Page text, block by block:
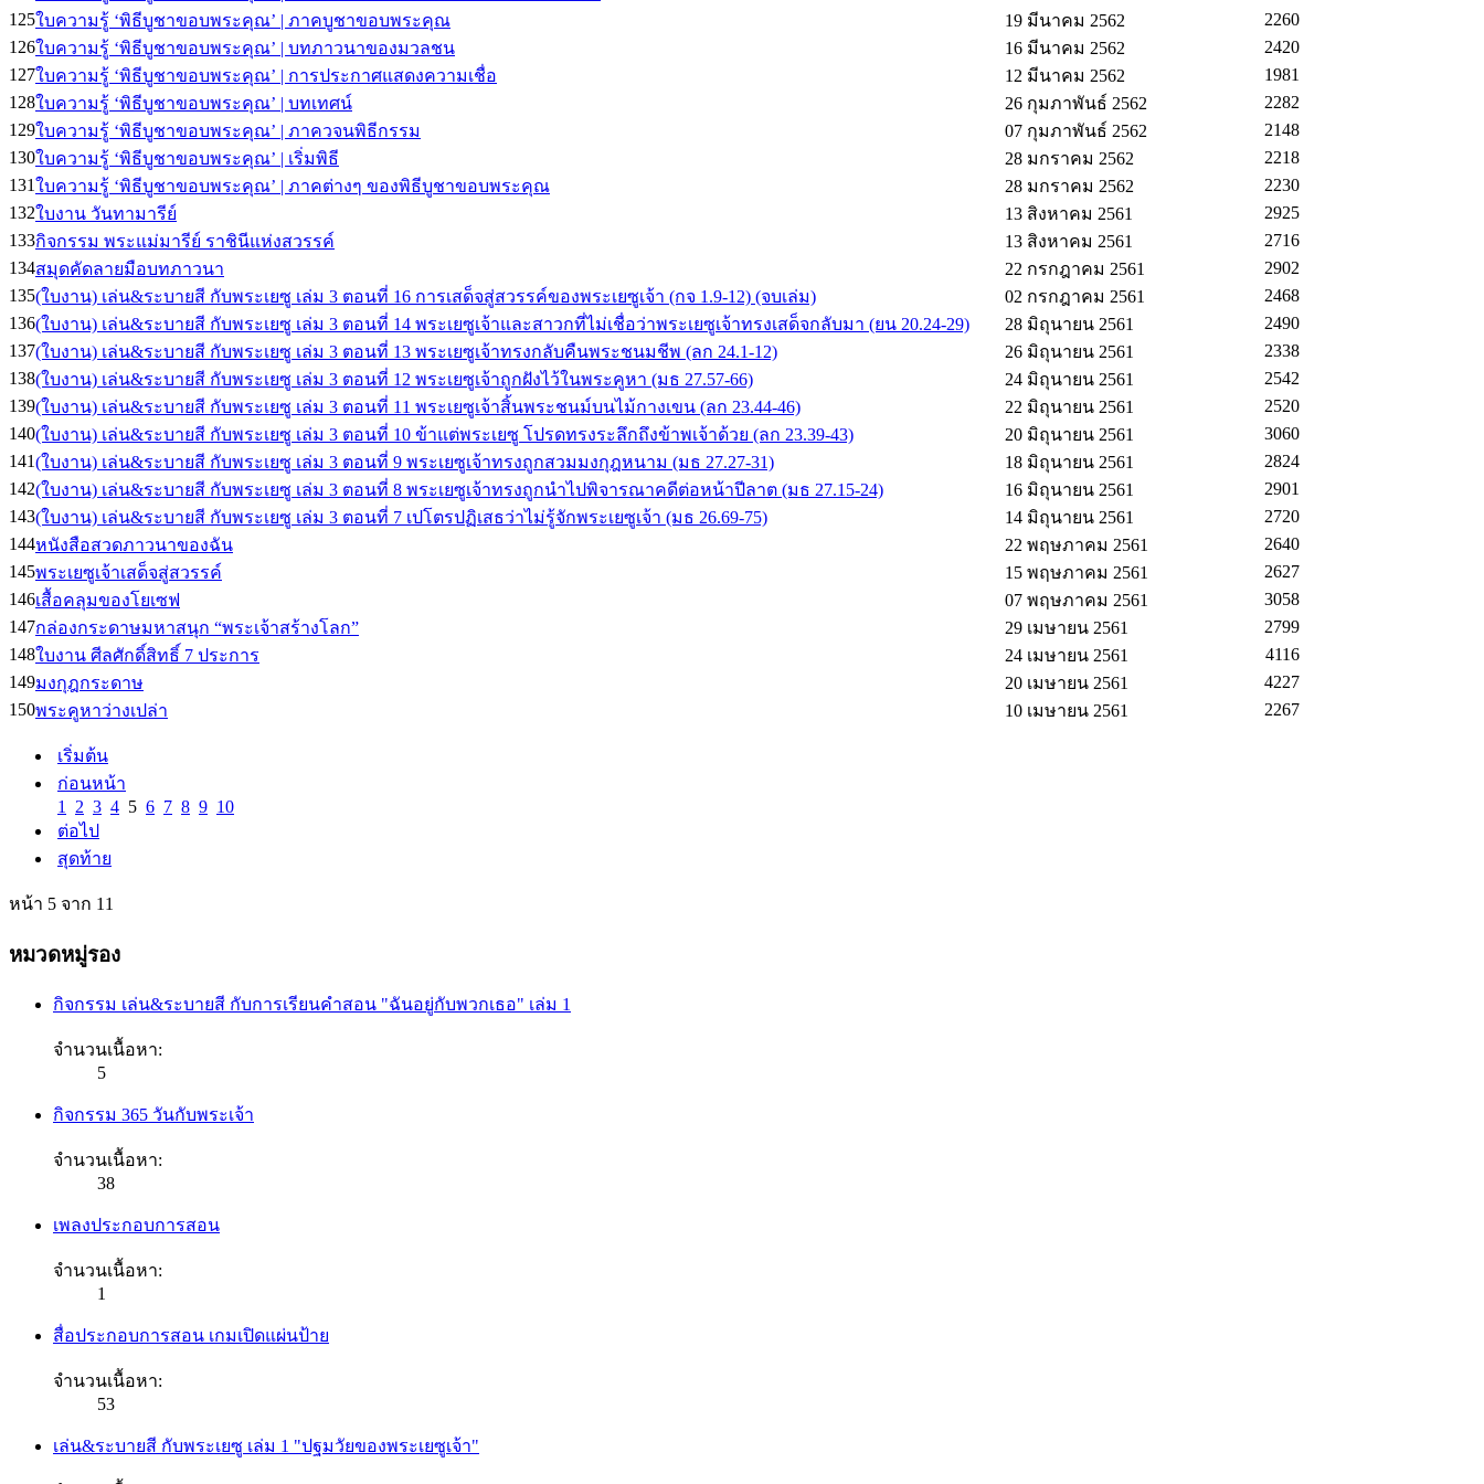
125ใบความรู้ ‘พิธีบูชาขอบพระคุณ’ | ภาคบูชาขอบพระคุณ 19 มีนาคม 2562
2260
126ใบความรู้ ‘พิธีบูชาขอบพระคุณ’ | บทภาวนาของมวลชน 16 มีนาคม 2562
2420
127ใบความรู้ ‘พิธีบูชาขอบพระคุณ’ | การประกาศแสดงความเชื่อ 12 มีนาคม 2562
1981
128ใบความรู้ ‘พิธีบูชาขอบพระคุณ’ | บทเทศน์ 26 กุมภาพันธ์ 2562
2282
129ใบความรู้ ‘พิธีบูชาขอบพระคุณ’ | ภาควจนพิธีกรรม 07 กุมภาพันธ์ 2562
2148
130ใบความรู้ ‘พิธีบูชาขอบพระคุณ’ | เริ่มพิธี 28 มกราคม 2562
2218
131ใบความรู้ ‘พิธีบูชาขอบพระคุณ’ | ภาคต่างๆ ของพิธีบูชาขอบพระคุณ 28 มกราคม 2562
2230
132ใบงาน วันทามารีย์ 13 สิงหาคม 2561
2925
133กิจกรรม พระแม่มารีย์ ราชินีแห่งสวรรค์ 13 สิงหาคม 2561
2716
134สมุดคัดลายมือบทภาวนา 22 กรกฎาคม 2561
2902
135(ใบงาน) เล่น&ระบายสี กับพระเยซู เล่ม 3 ตอนที่ 16 การเสด็จสู่สวรรค์ของพระเยซูเจ้า (กจ 1.9-12) (จบเล่ม) 02 กรกฎาคม 2561
2468
136(ใบงาน) เล่น&ระบายสี กับพระเยซู เล่ม 3 ตอนที่ 14 พระเยซูเจ้าและสาวกที่ไม่เชื่อว่าพระเยซูเจ้าทรงเสด็จกลับมา (ยน 20.24-29) 28 มิถุนายน 2561
2490
137(ใบงาน) เล่น&ระบายสี กับพระเยซู เล่ม 3 ตอนที่ 13 พระเยซูเจ้าทรงกลับคืนพระชนมชีพ (ลก 24.1-12) 26 มิถุนายน 2561
2338
138(ใบงาน) เล่น&ระบายสี กับพระเยซู เล่ม 3 ตอนที่ 12 พระเยซูเจ้าถูกฝังไว้ในพระคูหา (มธ 27.57-66) 24 มิถุนายน 2561
2542
139(ใบงาน) เล่น&ระบายสี กับพระเยซู เล่ม 3 ตอนที่ 11 พระเยซูเจ้าสิ้นพระชนม์บนไม้กางเขน (ลก 23.44-46) 22 มิถุนายน 2561
2520
140(ใบงาน) เล่น&ระบายสี กับพระเยซู เล่ม 3 ตอนที่ 10 ข้าแต่พระเยซู โปรดทรงระลึกถึงข้าพเจ้าด้วย (ลก 23.39-43) 20 มิถุนายน 2561
3060
141(ใบงาน) เล่น&ระบายสี กับพระเยซู เล่ม 3 ตอนที่ 9 พระเยซูเจ้าทรงถูกสวมมงกุฎหนาม (มธ 27.27-31) 18 มิถุนายน 2561
2824
142(ใบงาน) เล่น&ระบายสี กับพระเยซู เล่ม 3 ตอนที่ 8 พระเยซูเจ้าทรงถูกนำไปพิจารณาคดีต่อหน้าปีลาต (มธ 27.15-24) 16 มิถุนายน 2561
2901
143(ใบงาน) เล่น&ระบายสี กับพระเยซู เล่ม 3 ตอนที่ 7 เปโตรปฏิเสธว่าไม่รู้จักพระเยซูเจ้า (มธ 26.69-75) 14 มิถุนายน 2561
2720
144หนังสือสวดภาวนาของฉัน 22 พฤษภาคม 2561
2640
145พระเยซูเจ้าเสด็จสู่สวรรค์ 15 พฤษภาคม 2561
2627
146เสื้อคลุมของโยเซฟ 07 พฤษภาคม 2561
3058
147กล่องกระดาษมหาสนุก “พระเจ้าสร้างโลก” 29 เมษายน 2561
2799
148ใบงาน ศีลศักดิ์สิทธิ์ 7 ประการ 24 เมษายน 2561
4116
149มงกุฎกระดาษ 20 เมษายน 2561
4227
150พระคูหาว่างเปล่า 10 เมษายน 2561 2267
เริ่มต้น
ก่อนหน้า
1
2 3 4 5 6 7 8 9 10
ต่อไป
สุดท้าย
หน้า 5 จาก 11
หมวดหมู่รอง
กิจกรรม เล่น&ระบายสี กับการเรียนคำสอน "ฉันอยู่กับพวกเธอ" เล่ม 1
จำนวนเนื้อหา:
5
กิจกรรม 365 วันกับพระเจ้า
จำนวนเนื้อหา:
38
เพลงประกอบการสอน
จำนวนเนื้อหา:
1
สื่อประกอบการสอน เกมเปิดแผ่นป้าย
จำนวนเนื้อหา:
53
เล่น&ระบายสี กับพระเยซู เล่ม 1 "ปฐมวัยของพระเยซูเจ้า"